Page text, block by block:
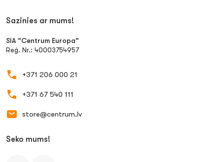
Sazinies ar mums!
SIA "Centrum Europa"
Reģ. Nr.: 40003754957
+371 206 000 21
+371 67 540 111
store@centrum.lv
Seko mums!